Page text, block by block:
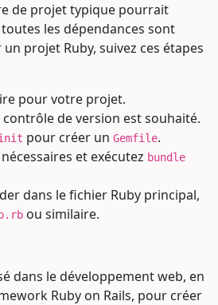
de projet typique pourrait
les dépendances sont
projet Ruby, suivez ces étapes
pour votre projet.
de version est souhaité.
init pour créer un Gemfile.
et exécutez bundle
dans le fichier Ruby principal,
ou similaire.
dans le développement web, en
Ruby on Rails, pour créer